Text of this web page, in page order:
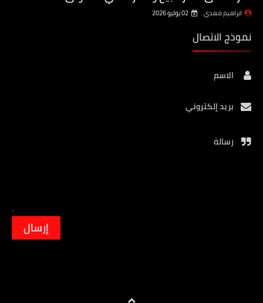
ابراهيم مهدي 02 يوليو 2026
نموذج الاتصال
الاسم
بريد إلكتروني
رسالة